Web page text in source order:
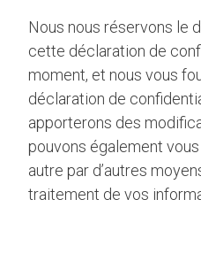
Nous nous réservons le
cette déclaration de
moment, et nous vous
déclaration de
apporterons des
pouvons également
autre par d’autres
traitement de vos